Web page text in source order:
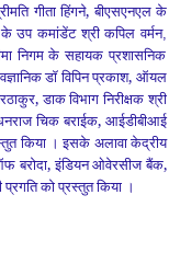
गीता हिंगने,बीएसएनएल के
के उप कमांडेंटश्रीकपिल वर्मन,
निगम के सहायक प्रशासनिक
डॉ विपिन प्रकाश, ऑयल
,डाकविभाग निरीक्षक श्री
चिक बराईक, आईडीबीआई
किया । इसके अलावाकेद्रीय
बरोदा,इंडियन ओवेरसीज बैंक,
प्रगति को प्रस्तुत किया ।